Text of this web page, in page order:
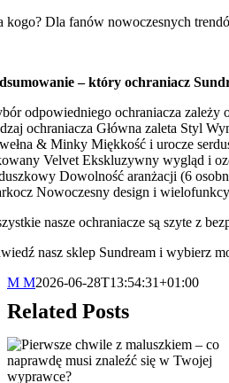
kogo? Dla fanów nowoczesnych
– który ochraniacz
odpowiedniego ochraniacza zależy
ochraniacza Główna zaleta Styl
& Minky Miękkość i urocze
Velvet Ekskluzywny wygląd i
Dowolność aranżacji (6
Nowoczesny design i
nasze ochraniacze są szyte z
nasz sklep Sundream i wybierz
M M2026-06-28T13:54:31+01:00
Related Posts